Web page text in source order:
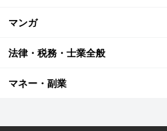
マンガ
法律・税務・士業全般
マネー・副業